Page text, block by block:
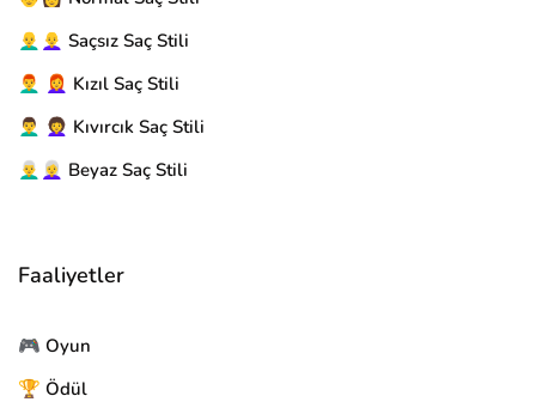
👨‍🦲👩‍🦲 Saçsız Saç Stili
👨‍🦰 👩‍🦰 Kızıl Saç Stili
👨‍🦱 👩‍🦱 Kıvırcık Saç Stili
👨‍🦳👩‍🦳 Beyaz Saç Stili
Faaliyetler
🎮 Oyun
🏆 Ödül